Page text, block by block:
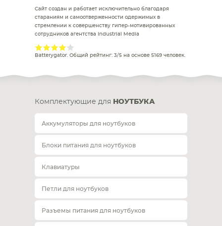
Сайт создан и работает исключительно благодаря
стараниям и самоотверженности одержимых в
стремлении к совершенству гипер-мотивированных
сотрудников агентства Industrial Media
Batterygator. Общий рейтинг: 3/5 на основе 5169 человек.
Комплектующие для НОУТБУКА
Аккумуляторы для ноутбуков
Блоки питания для ноутбуков
Клавиатуры
Петли для ноутбуков
Разъемы питания для ноутбуков